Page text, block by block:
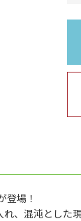
登場！
、混沌とした